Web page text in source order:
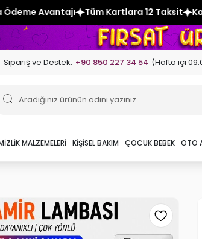
Tüm Kartlara 12 Taksit Kapıda Ödeme
Sipariş ve Destek: +90 850 227 34 54 (Hafta içi
MALZEMELERI KIŞISEL BAKIM ÇOCUK BEBEK OTO